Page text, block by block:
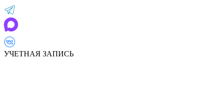
УЧЕТНАЯ ЗАПИСЬ